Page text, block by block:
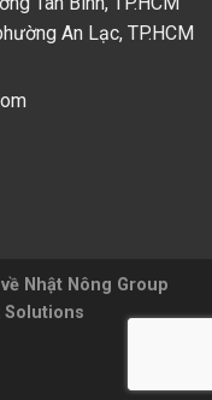
An Lạc, TP.HCM
Nhật Nông Group
Solutions